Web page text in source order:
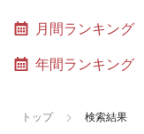
月間ランキング
年間ランキング
トップ 検索結果